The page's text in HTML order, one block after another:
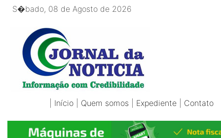
S�bado, 08 de Agosto de 2026
Início Quem somos Expediente Contato